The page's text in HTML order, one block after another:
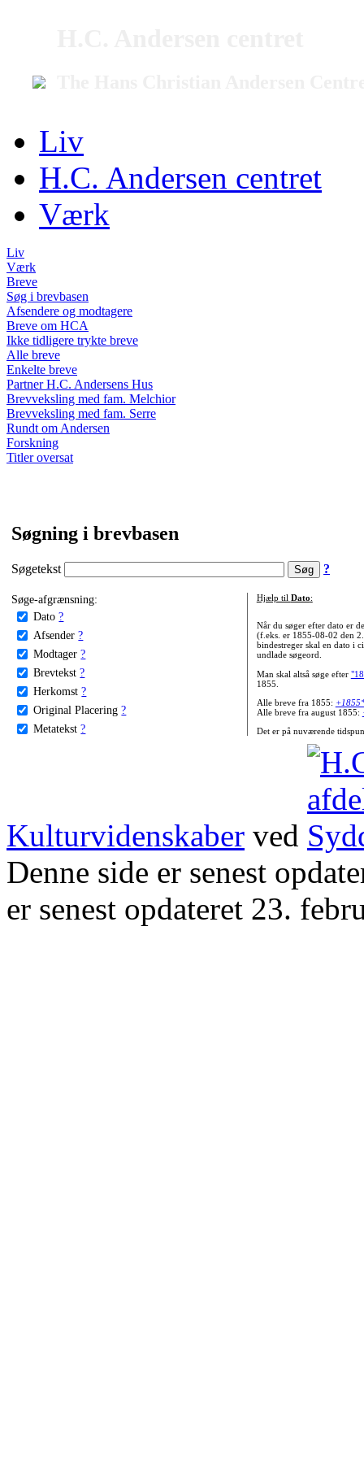
Liv
H.C. Andersen centret
Værk
Liv
Værk
Breve
Søg i brevbasen
Afsendere og modtagere
Breve om HCA
Ikke tidligere trykte breve
Alle breve
Enkelte breve
Partner H.C. Andersens Hus
Brevveksling med fam. Melchior
Brevveksling med fam. Serre
Rundt om Andersen
Forskning
Titler oversat
Søgning i brevbasen
Søgetekst ?
Søge-afgrænsning:
Dato ?
Afsender ?
Modtager ?
Brevtekst ?
Herkomst ?
Original Placering ?
Metatekst ?
Hjælp til Dato:
Når du søger efter dato er
(f.eks. er 1855-08-02 den
bindestreger skal en dato i
undlade søgeord.
Man skal altså søge efter
1855.
Alle breve fra 1855:
Alle breve fra august 1855:
Det er på nuværende
Kulturvidenskaber ved
Denne side er senest
er senest opdateret 23.